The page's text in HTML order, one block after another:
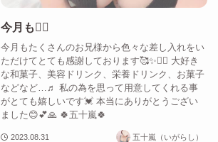
今月も🙇‍♀️
今月もたくさんのお兄様から色々な差し入れをい
ただけてとても感謝しております🥰✨🙇‍♀️ 大好き
な和菓子、美容ドリンク、栄養ドリンク、お菓子
などなど…♬ 私の為を思って用意してくれる事
がとても嬉しいです💓 本当にありがとうござい
ました😊💕🙏 🍀五十嵐🍀
2023.08.31 五十嵐（いがらし）